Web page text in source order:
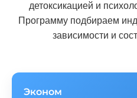
детоксикацией и
Программу подбираем
зависимости и
Эконом